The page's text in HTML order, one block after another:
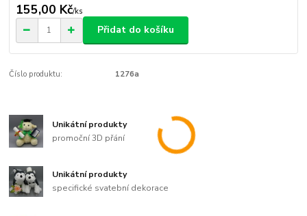
155,00 Kč/ks
Přidat do košíku
Číslo produktu: 1276a
Unikátní produkty
promoční 3D přání
Unikátní produkty
specifické svatební dekorace